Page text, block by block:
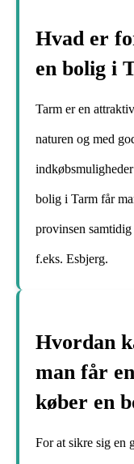
Hvad er
en bolig i
Tarm er en
naturen og med
bolig i Tarm får
provinsen
f.eks. Esbjerg.
Hvordan
man får
køber en
For at sikre sig en